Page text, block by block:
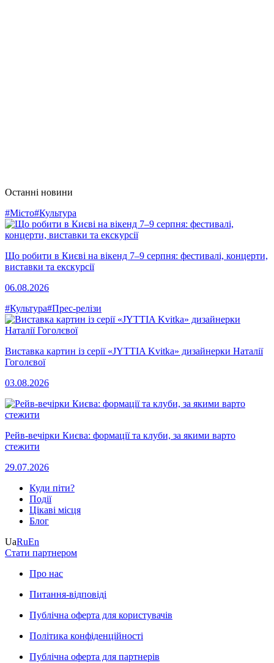
Останні новини
#Місто#Культура
Що робити в Києві на вікенд 7–9 серпня: фестивалі, концерти,
виставки та екскурсії
06.08.2026
#Культура#Прес-релізи
Виставка картин із серії «JYTTIA Kvitka» дизайнерки Наталії
Гоголєвої
03.08.2026
Рейв-вечірки Києва: формації та клуби, за якими варто
стежити
29.07.2026
Куди піти?
Події
Цікаві місця
Блог
UaRuEn
Стати партнером
Про нас
Питання-відповіді
Публічна оферта для користувачів
Політика конфіденційності
Публічна оферта для партнерів